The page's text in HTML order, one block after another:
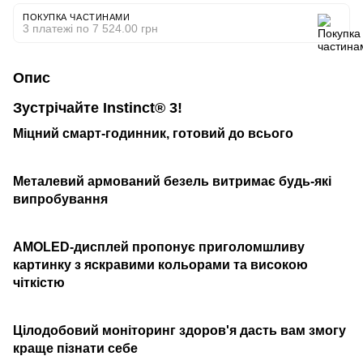
ПОКУПКА ЧАСТИНАМИ
3 платежі по 7 524.00 грн
Опис
Зустрічайте Instinct® 3!
Міцний смарт-годинник, готовий до всього
Металевий армований безель витримає будь-які
випробування
AMOLED-дисплей пропонує приголомшливу
картинку з яскравими кольорами та високою
чіткістю
Цілодобовий моніторинг здоров'я дасть вам змогу
краще пізнати себе